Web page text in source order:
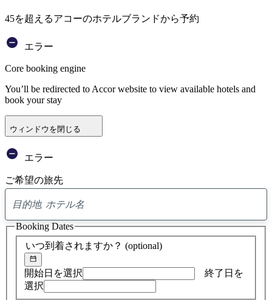
45を超えるアコーのホテルブランドから予約
エラー
Core booking engine
You’ll be redirected to Accor website to view available hotels and
book your stay
ウィンドウを閉じる
エラー
ご希望の旅先
ア
ド
バ
イ
検
索
いつ到着されますか？ (optional)
開始日を選択
終了日を
選択
Booking Dates